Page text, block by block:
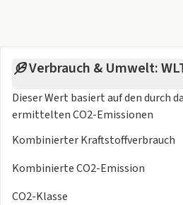
Verbrauch & Umwelt:
Dieser Wert basiert auf den durch
ermittelten CO2-Emissionen
Kombinierter Kraftstoffverbrauch
Kombinierte CO2-Emission
CO2-Klasse